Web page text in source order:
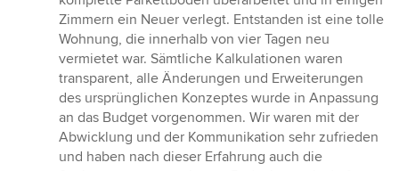
Zimmern ein Neuer verlegt. Entstanden ist eine tolle
Wohnung, die innerhalb von vier Tagen neu
vermietet war. Sämtliche Kalkulationen waren
transparent, alle Änderungen und Erweiterungen
des ursprünglichen Konzeptes wurde in Anpassung
an das Budget vorgenommen. Wir waren mit der
Abwicklung und der Kommunikation sehr zufrieden
und haben nach dieser Erfahrung auch die